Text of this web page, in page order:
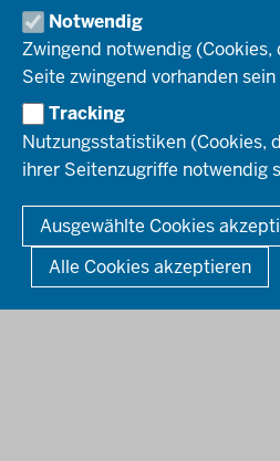
Notwendig
Zwingend notwendig
Seite zwingend vorhanden
Tracking
Nutzungsstatistiken (Cookies,
ihrer Seitenzugriffe notwendig
Ausgewählte Cookies
Alle Cookies akzeptieren
Institutionen
Social-Media-Kanäle
SERVICES
Bekanntmachungen
Förderprogramme
Kontakt
Mediathek
So finden Sie uns
Anerkennung von Bildungsnachweisen
Offenlagen
HOTLINE
© 2026 Bezirksregierung Düsseldorf
Fußzeile
DATENSCHUTZ
KONTAKT